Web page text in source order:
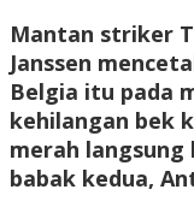
Mantan striker
Janssen
Belgia itu pada
kehilangan bek
merah langsung
babak kedua,